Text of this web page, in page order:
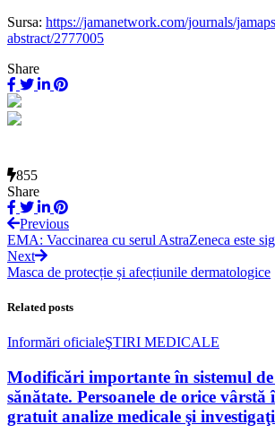
Sursa: https://jamanetwork.com/journals/
abstract/2777005
Share
855
Share
Previous
EMA: Vaccinarea cu serul AstraZeneca este
Next
Masca de protecție și afecțiunile dermatologice
Related posts
Informări oficialeŞTIRI MEDICALE
Modificări importante în sistemul
sănătate. Persoanele de orice vârstă
gratuit analize medicale şi